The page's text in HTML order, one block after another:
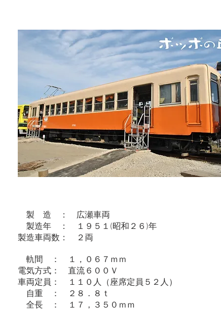
製 造 ： 広瀬車両
製造年 ： １９５１(昭和２６)年
製造車両数： ２両
軌間 ： １，０６７ｍｍ
電気方式： 直流６００Ｖ
車両定員： １１０人（座席定員５２人）
自重 ： ２８．８ｔ
全長 ： １７，３５０ｍｍ